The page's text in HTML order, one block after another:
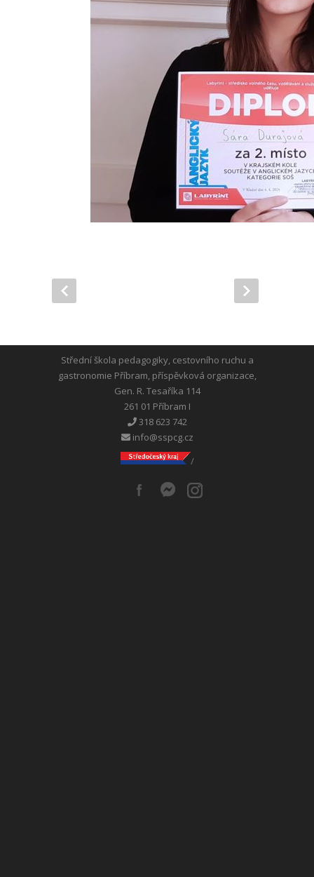
Střední škola pedagogiky, cestovního ruchu a
gastronomie Příbram, příspěvková organizace,
Gen. R. Tesaříka 114
261 01 Příbram I
318 623 742
info@sspcg.cz
/